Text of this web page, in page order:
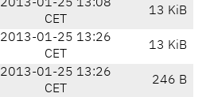
2013-01-25 13:08
CET
13 KiB
2013-01-25 13:26
CET
13 KiB
2013-01-25 13:26
CET
246 B